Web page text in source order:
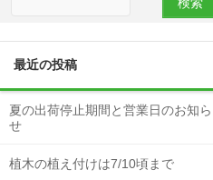
最近の投稿
夏の出荷停止期間と営業日のお知ら
せ
植木の植え付けは7/10頃まで